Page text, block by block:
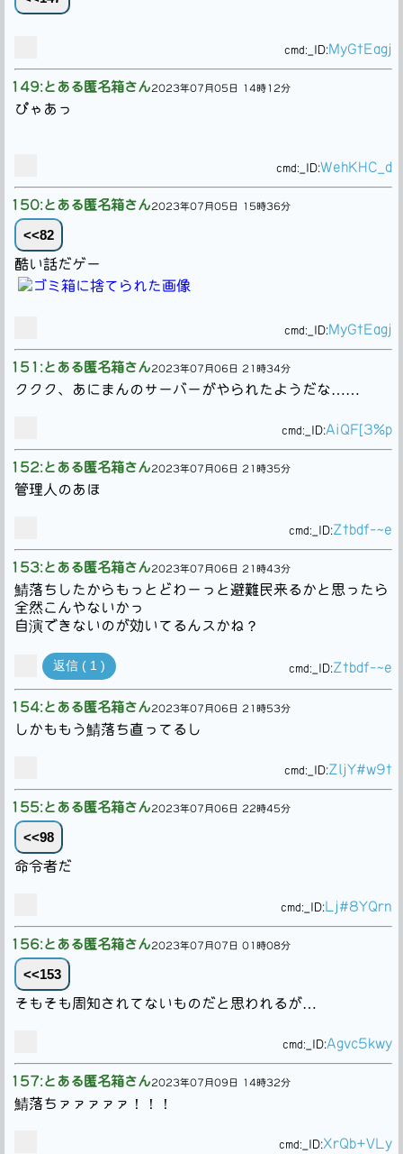
cmd: _ID:MyGtEagj
149:とある匿名箱さん2023年07月05日 14時12分
ぴゃあっ
cmd: _ID:WehKHC_d
150:とある匿名箱さん2023年07月05日 15時36分
<<82
酷い話だゲー
cmd: _ID:MyGtEagj
151:とある匿名箱さん2023年07月06日 21時34分
ククク、あにまんのサーバーがやられたようだな……
cmd: _ID:AiQF[3%p
152:とある匿名箱さん2023年07月06日 21時35分
管理人のあほ
cmd: _ID:Ztbdf-~e
153:とある匿名箱さん2023年07月06日 21時43分
鯖落ちしたからもっとどわーっと避難民来るかと思ったら
全然こんやないかっ
自演できないのが効いてるんスかね？
返信 ( 1 ) cmd: _ID:Ztbdf-~e
154:とある匿名箱さん2023年07月06日 21時53分
しかももう鯖落ち直ってるし
cmd: _ID:ZljY#w9t
155:とある匿名箱さん2023年07月06日 22時45分
<<98
命令者だ
cmd: _ID:Lj#8YQrn
156:とある匿名箱さん2023年07月07日 01時08分
<<153
そもそも周知されてないものだと思われるが…
cmd: _ID:Agvc5kwy
157:とある匿名箱さん2023年07月09日 14時32分
鯖落ちァァァァァ！！！
cmd: _ID:XrQb+VLy